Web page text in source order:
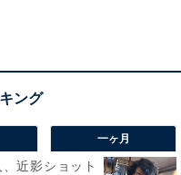
一ヶ月
近影ショット